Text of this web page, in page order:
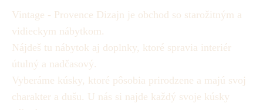
Vintage - Provence Dizajn je obchod so starožitným a
vidieckym nábytkom.
Nájdeš tu nábytok aj doplnky, ktoré spravia interiér
útulný a nadčasový.
Vyberáme kúsky, ktoré pôsobia prirodzene a majú svoj
charakter a dušu. U nás si najde každý svoje kúsky